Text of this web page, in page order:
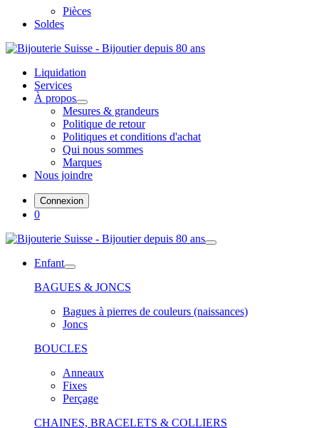
Pièces
Soldes
Liquidation
Services
À propos
Mesures & grandeurs
Politique de retour
Politiques et conditions d'achat
Qui nous sommes
Marques
Nous joindre
Connexion
0
Enfant
BAGUES & JONCS
Bagues à pierres de couleurs (naissances)
Joncs
BOUCLES
Anneaux
Fixes
Perçage
CHAINES, BRACELETS & COLLIERS